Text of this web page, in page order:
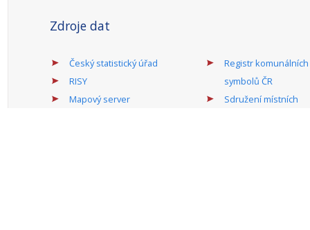
Zdroje dat
Český statistický úřad
RISY
Mapový server
Registr komunálních
symbolů ČR
Sdružení místních